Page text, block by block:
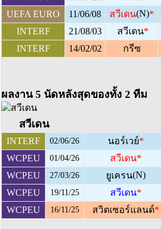
UEFA EURO
11/06/08 สวีเดน(N)*
INTERF
21/08/03 สวีเดน*
INTERF
14/02/02 กรีซ
ผลงาน 5 นัดหลังสุดของทั้ง 2 ทีม
สวีเดน
INTERF 02/06/26 นอร์เวย์*
WCPEU
01/04/26 สวีเดน*
WCPEU
27/03/26 ยูเครน(N)
WCPEU
19/11/25 สวีเดน*
WCPEU
16/11/25 สวิตเซอร์แลนด์*